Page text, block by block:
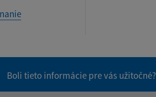
Boli tieto informácie pre vás užitočné?